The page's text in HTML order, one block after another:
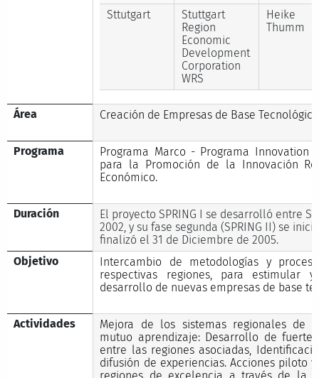
Sttutgart
Stuttgart
Region
Economic
Development
Corporation
WRS
Heike
Thumm
Área Creación de Empresas de Base
Programa
Programa Marco - Programa Innovation
para la Promoción de la Innovación
Económico.
Duración
El proyecto SPRING I se desarrolló entre
2002, y su fase segunda (SPRING II) se
finalizó el 31 de Diciembre de 2005.
Objetivo
Intercambio de metodologías y
respectivas regiones, para estimular
desarrollo de nuevas empresas de base
Actividades
Mejora de los sistemas regionales de
mutuo aprendizaje: Desarrollo de
entre las regiones asociadas,
difusión de experiencias. Acciones piloto